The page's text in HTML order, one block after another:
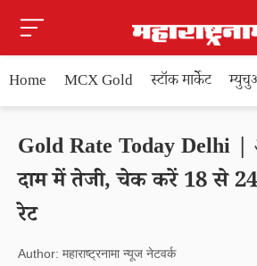
Home MCX Gold स्टॉक मार्केट
Gold Rate Today Delhi
दाम में तेजी, चेक करें 18 से
रेट
Author: महाराष्ट्रनामा न्यूज नेटवर्क